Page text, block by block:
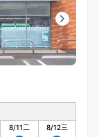
8/11二 8/12三